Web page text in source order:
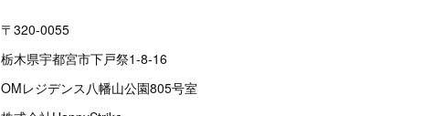
〒320-0055
栃木県宇都宮市下戸祭1-8-16
OMレジデンス八幡山公園805号室